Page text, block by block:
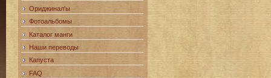
Ориджинал'ы
Фотоальбомы
Каталог манги
Наши переводы
Капуста
FAQ